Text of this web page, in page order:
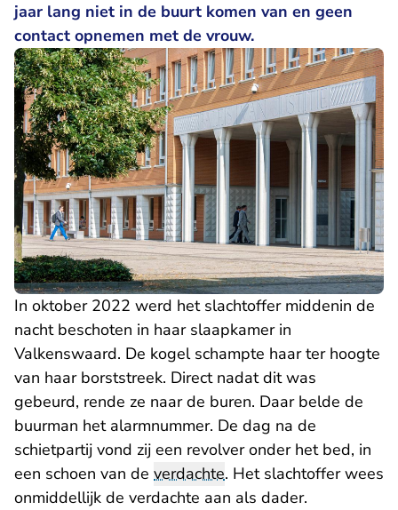
jaar lang niet in de buurt komen van en geen
contact opnemen met de vrouw.
In oktober 2022 werd het slachtoffer middenin de
nacht beschoten in haar slaapkamer in
Valkenswaard. De kogel schampte haar ter hoogte
van haar borststreek. Direct nadat dit was
gebeurd, rende ze naar de buren. Daar belde de
buurman het alarmnummer. De dag na de
schietpartij vond zij een revolver onder het bed, in
een schoen van de verdachte. Het slachtoffer wees
onmiddellijk de verdachte aan als dader.